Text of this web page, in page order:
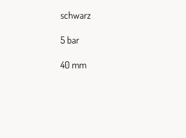
schwarz
5 bar
40 mm